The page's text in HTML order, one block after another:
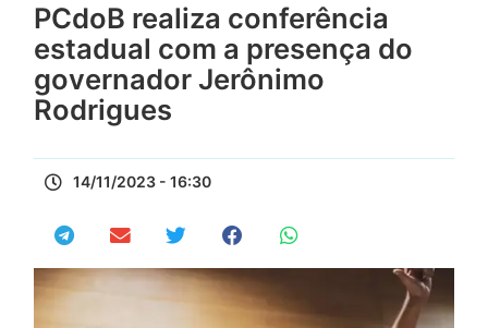
PCdoB realiza conferência
estadual com a presença do
governador Jerônimo
Rodrigues
14/11/2023 - 16:30